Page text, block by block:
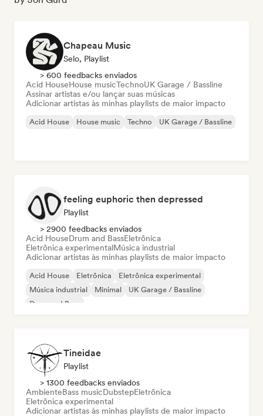
Chapeau Music
Selo, Playlist
> 600 feedbacks enviados
Acid HouseHouse musicTechnoUK Garage / Bassline
Assinar artistas e/ou lançar suas músicas
Adicionar artistas às minhas playlists de maior impacto
Acid House House music Techno UK Garage / Bassline
feeling euphoric then depressed
Playlist
> 2900 feedbacks enviados
Acid HouseDrum and BassEletrônica
Eletrônica experimentalMúsica industrial
Adicionar artistas às minhas playlists de maior impacto
Acid House Eletrônica
Eletrônica experimental
Música industrial
Minimal
UK Garage / Bassline
Drum and Bass
Tineidae
Playlist
> 1300 feedbacks enviados
AmbienteBass musicDubstepEletrônica
Eletrônica experimental
Adicionar artistas às minhas playlists de maior impacto